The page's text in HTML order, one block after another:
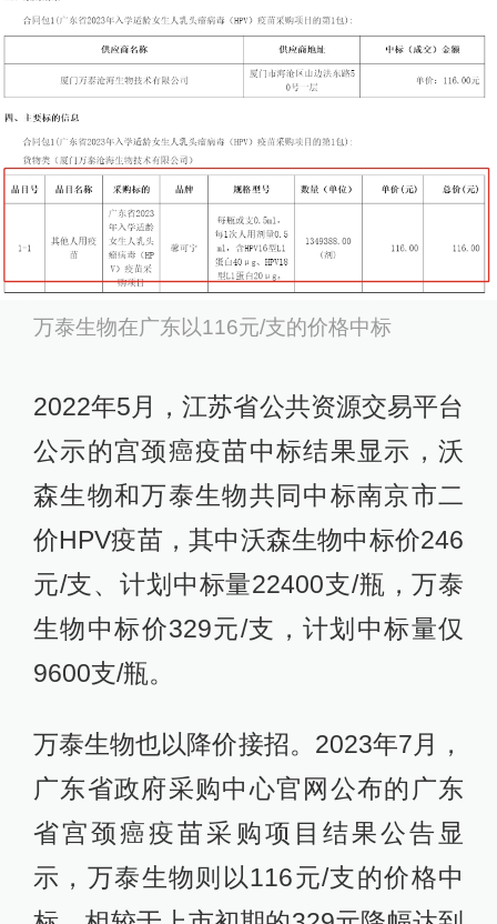
万泰生物在广东以116元/支的价格中标
2022年5月，江苏省公共资源交易平台
公示的宫颈癌疫苗中标结果显示，沃
森生物和万泰生物共同中标南京市二
价HPV疫苗，其中沃森生物中标价246
元/支、计划中标量22400支/瓶，万泰
生物中标价329元/支，计划中标量仅
9600支/瓶。
万泰生物也以降价接招。2023年7月，
广东省政府采购中心官网公布的广东
省宫颈癌疫苗采购项目结果公告显
示，万泰生物则以116元/支的价格中